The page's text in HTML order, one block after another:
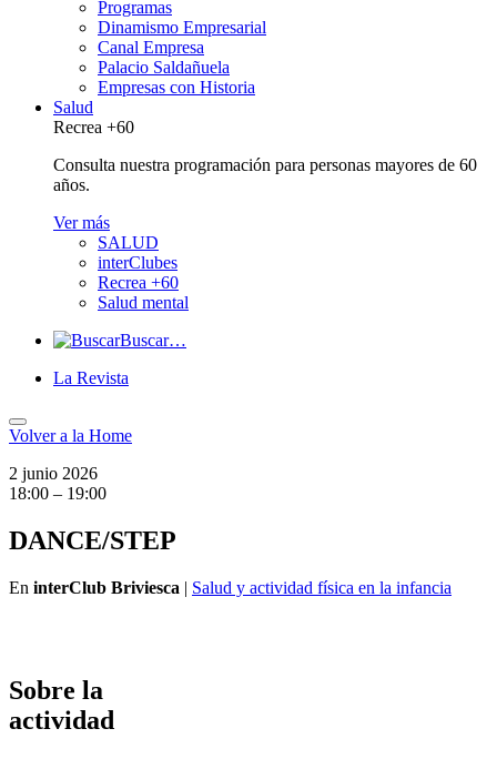
Programas
Dinamismo Empresarial
Canal Empresa
Palacio Saldañuela
Empresas con Historia
Salud
Recrea +60
Consulta nuestra programación para personas mayores de 60
años.
Ver más
SALUD
interClubes
Recrea +60
Salud mental
Buscar…
La Revista
Volver a la Home
2 junio 2026
18:00 – 19:00
DANCE/STEP
En interClub Briviesca | Salud y actividad física en la infancia
Sobre la
actividad